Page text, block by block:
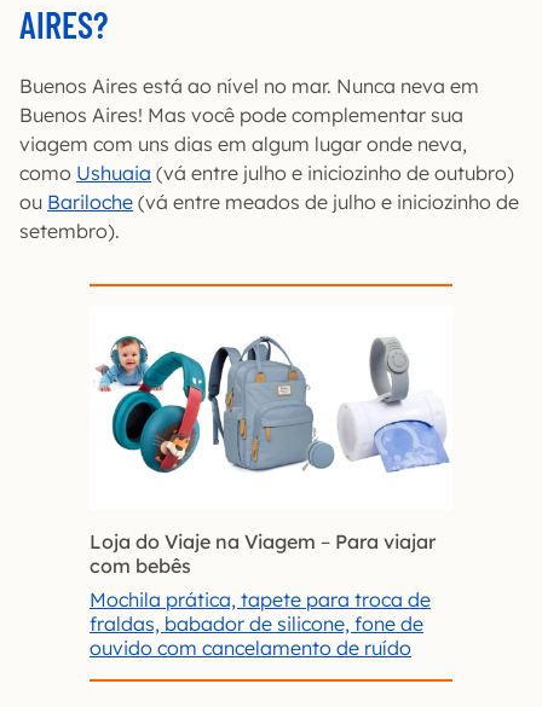
AIRES?
Buenos Aires está ao nível no mar. Nunca neva em
Buenos Aires! Mas você pode complementar sua
viagem com uns dias em algum lugar onde neva,
como Ushuaia (vá entre julho e iniciozinho de outubro)
ou Bariloche (vá entre meados de julho e iniciozinho de
setembro).
Loja do Viaje na Viagem – Para viajar
com bebês
Mochila prática, tapete para troca de
fraldas, babador de silicone, fone de
ouvido com cancelamento de ruído